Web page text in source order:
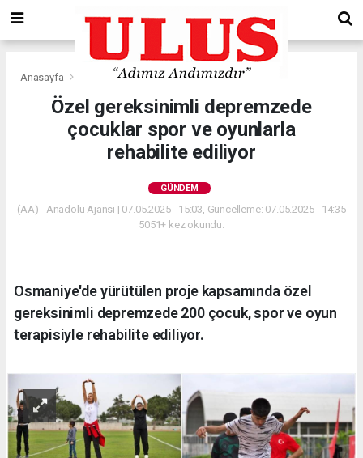
Anasayfa Gündem
Özel gereksinimli depremzede
çocuklar spor ve oyunlarla
rehabilite ediliyor
GÜNDEM
(AA) - Anadolu Ajansı | 07.05.2025 - 15:03, Güncelleme: 07.05.2025 - 14:35
5051+ kez okundu.
Osmaniye'de yürütülen proje kapsamında özel
gereksinimli depremzede 200 çocuk, spor ve oyun
terapisiyle rehabilite ediliyor.